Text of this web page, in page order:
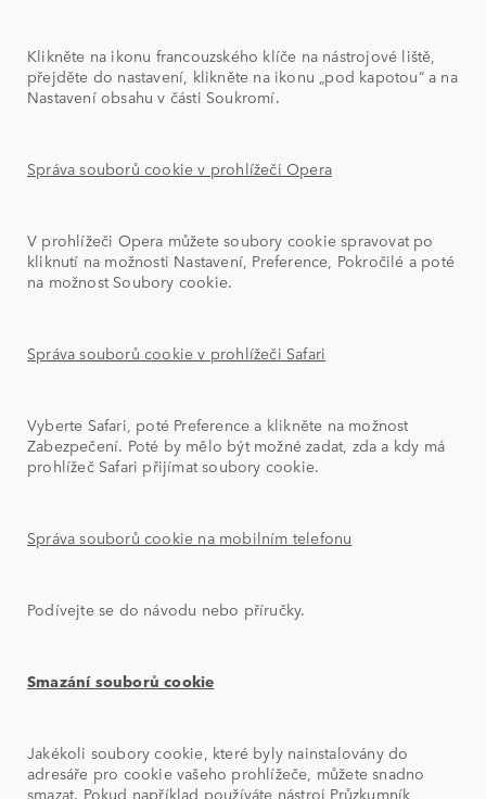
Klikněte na ikonu francouzského klíče na nástrojové liště,
přejděte do nastavení, klikněte na ikonu „pod kapotou“ a na
Nastavení obsahu v části Soukromí.
Správa souborů cookie v prohlížeči Opera
V prohlížeči Opera můžete soubory cookie spravovat po
kliknutí na možnosti Nastavení, Preference, Pokročilé a poté
na možnost Soubory cookie.
Správa souborů cookie v prohlížeči Safari
Vyberte Safari, poté Preference a klikněte na možnost
Zabezpečení. Poté by mělo být možné zadat, zda a kdy má
prohlížeč Safari přijímat soubory cookie.
Správa souborů cookie na mobilním telefonu
Podívejte se do návodu nebo příručky.
Smazání souborů cookie
Jakékoli soubory cookie, které byly nainstalovány do
adresáře pro cookie vašeho prohlížeče, můžete snadno
smazat. Pokud například používáte nástroj Průzkumník